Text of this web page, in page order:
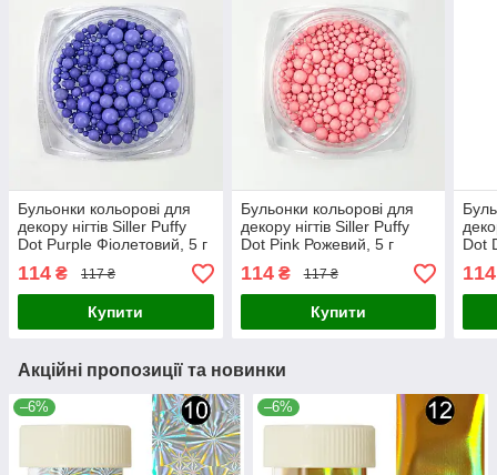
Бульонки кольорові для
декору нігтів Siller Puffy
Dot Purple Фіолетовий, 5 г
114 ₴ 117 ₴
Купити
Бульонки кольорові для
декору нігтів Siller Puffy
Dot Pink Рожевий, 5 г
114₴ 117 ₴
Купити
Dot
114
Акційні пропозиції та новинки
–6% –6%